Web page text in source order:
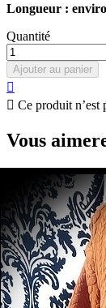
Longueur :
Quantité
Ajouter au panier

 Ce produit n’est
Vous